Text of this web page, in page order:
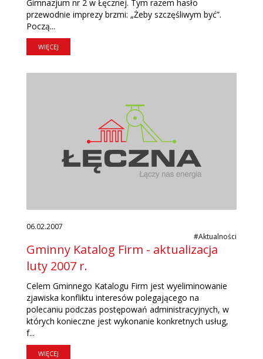
Gimnazjum nr 2 w Łęcznej. Tym razem hasło
przewodnie imprezy brzmi: „Żeby szczęśliwym być”.
Począ...
WIĘCEJ
06.02.2007
#Aktualności
Gminny Katalog Firm - aktualizacja
luty 2007 r.
Celem Gminnego Katalogu Firm jest wyeliminowanie
zjawiska konfliktu interesów polegającego na
polecaniu podczas postępowań administracyjnych, w
których konieczne jest wykonanie konkretnych usług,
f...
WIĘCEJ